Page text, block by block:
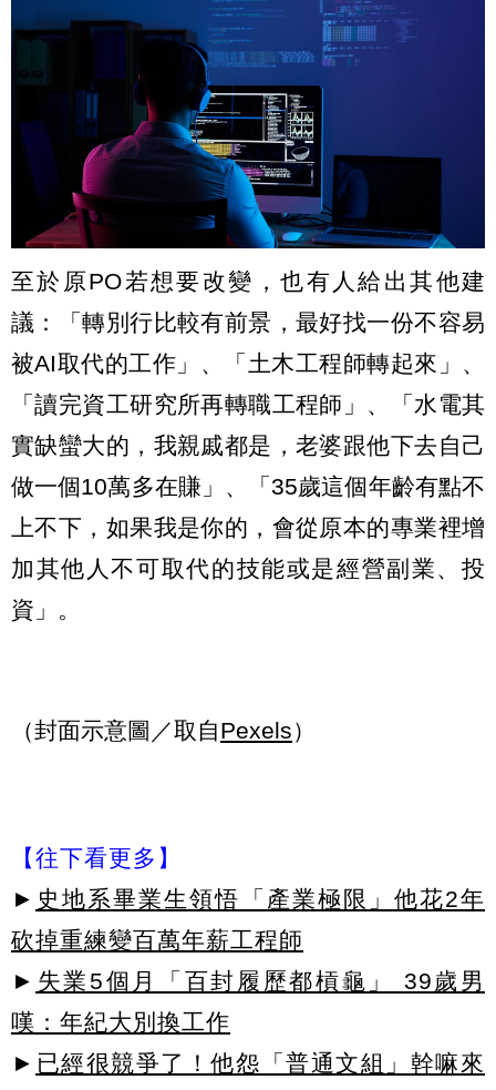
至於原PO若想要改變，也有人給出其他建
議：「轉別行比較有前景，最好找一份不容易
被AI取代的工作」、「土木工程師轉起來」、
「讀完資工研究所再轉職工程師」、「水電其
實缺蠻大的，我親戚都是，老婆跟他下去自己
做一個10萬多在賺」、「35歲這個年齡有點不
上不下，如果我是你的，會從原本的專業裡增
加其他人不可取代的技能或是經營副業、投
資」。
（封面示意圖／取自Pexels）
【往下看更多】
► 史地系畢業生領悟「產業極限」他花2年
砍掉重練變百萬年薪工程師
► 失業5個月「百封履歷都槓龜」 39歲男
嘆：年紀大別換工作
► 已經很競爭了！他怨「普通文組」幹嘛來